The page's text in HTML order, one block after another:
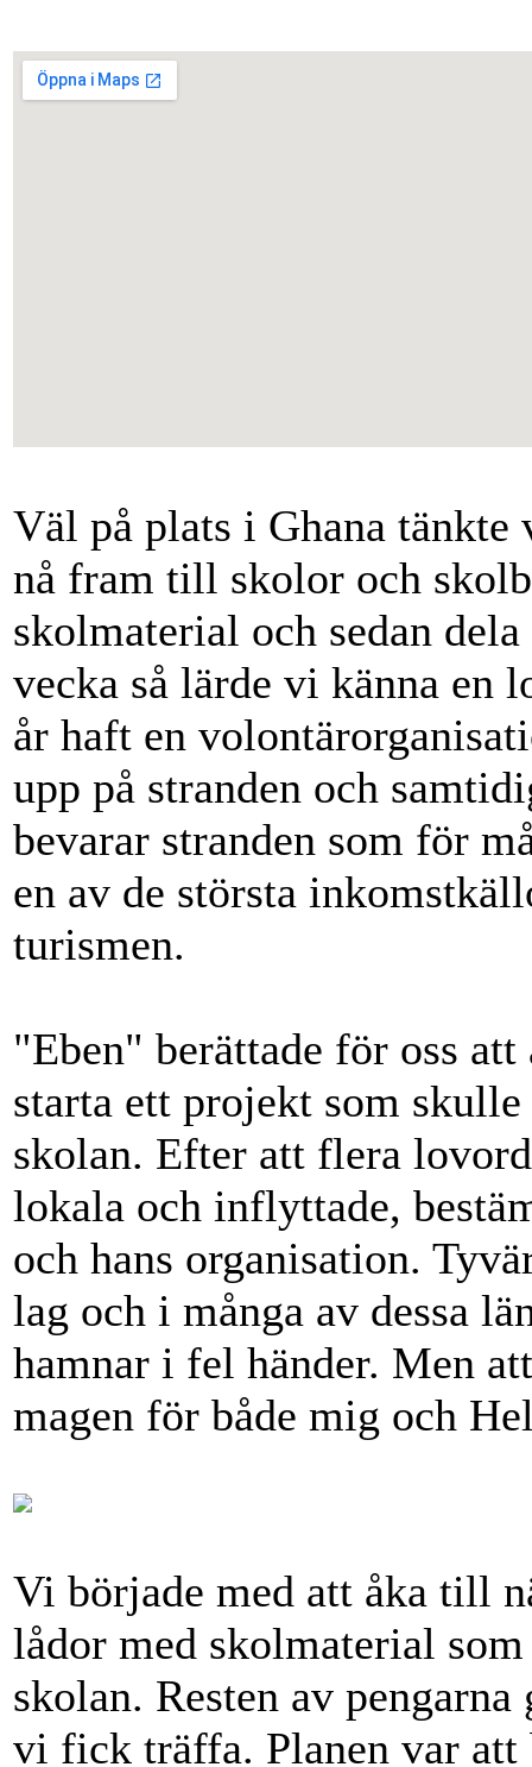
Väl på plats i Ghana
nå fram till skolor och
skolmaterial och sedan
vecka så lärde vi känna en
år haft en
upp på stranden och
bevarar stranden som för
en av de största
turismen.
"Eben" berättade för oss
starta ett projekt som
skolan. Efter att flera
lokala och inflyttade,
och hans organisation.
lag och i många av dessa
hamnar i fel händer. Men
magen för både mig och
Vi började med att åka till
lådor med skolmaterial
skolan. Resten av
vi fick träffa. Planen var att